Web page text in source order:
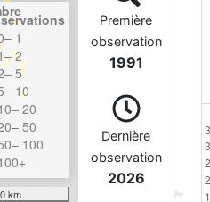
1
2
5
10
20
50
100
km
Première
observation
1991
Dernière
observation
2026